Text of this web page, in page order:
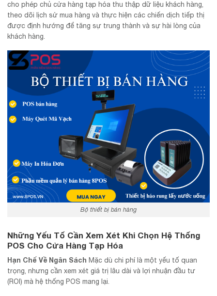
cho phép chủ cửa hàng tạp hóa thu thập dữ liệu khách hàng,
theo dõi lịch sử mua hàng và thực hiện các chiến dịch tiếp thị
được định hướng để tăng sự trung thành và sự hài lòng của
khách hàng.
Bộ thiết bị bán hàng
Những Yếu Tố Cần Xem Xét Khi Chọn Hệ Thống
POS Cho Cửa Hàng Tạp Hóa
Hạn Chế Về Ngân Sách Mặc dù chi phí là một yếu tố quan
trọng, nhưng cần xem xét giá trị lâu dài và lợi nhuận đầu tư
(ROI) mà hệ thống POS mang lại.